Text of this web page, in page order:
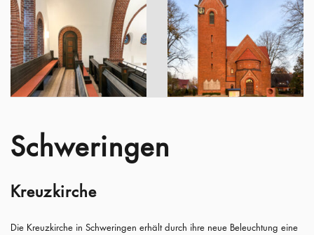
Schweringen
Kreuzkirche
Die Kreuzkirche in Schweringen erhält durch ihre neue Beleuchtung eine